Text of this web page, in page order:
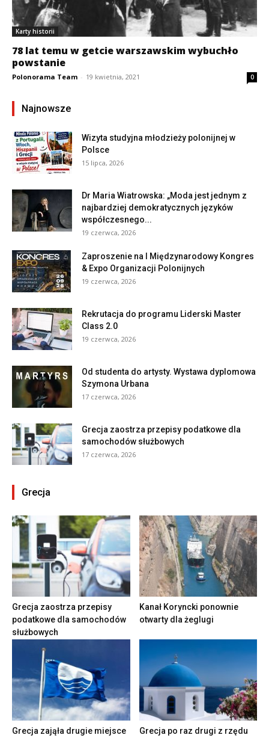
Karty historii
78 lat temu w getcie warszawskim wybuchło
powstanie
Polonorama Team - 19 kwietnia, 2021 0
Najnowsze
Wizyta studyjna młodzieży polonijnej w
Polsce
15 lipca, 2026
Dr Maria Wiatrowska: „Moda jest jednym z
najbardziej demokratycznych języków
współczesnego...
19 czerwca, 2026
Zaproszenie na I Międzynarodowy Kongres
& Expo Organizacji Polonijnych
19 czerwca, 2026
Rekrutacja do programu Liderski Master
Class 2.0
19 czerwca, 2026
Od studenta do artysty. Wystawa dyplomowa
Szymona Urbana
17 czerwca, 2026
Grecja zaostrza przepisy podatkowe dla
samochodów służbowych
17 czerwca, 2026
Grecja
Grecja zaostrza przepisy
podatkowe dla samochodów
służbowych
Kanał Koryncki ponownie
otwarty dla żeglugi
Grecja zająła drugie miejsce
Grecja po raz drugi z rzędu